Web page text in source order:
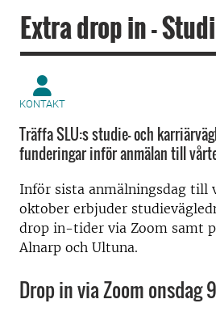
Extra drop in -
KONTAKT
Träffa SLU:s studie- och
funderingar inför anmälan till
Inför sista anmälningsdag till
oktober erbjuder
drop in-tider via Zoom samt
Alnarp och Ultuna.
Drop in via Zoom onsdag